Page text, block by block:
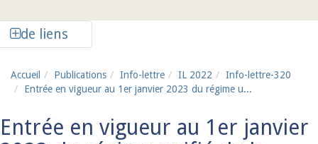
de liens
Accueil Publications Info-lettre IL 2022
Info-lettre-320
Entrée en vigueur au 1er janvier 2023 du régime u...
Entrée en vigueur au 1er janvier